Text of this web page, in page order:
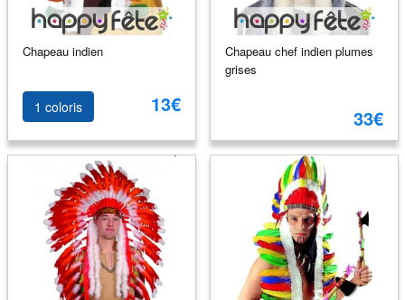
Chapeau indien
1 coloris 13€
Chapeau chef indien plumes
grises
33€